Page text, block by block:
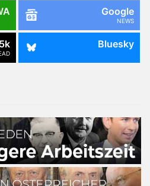
Google
NEWS
Bluesky